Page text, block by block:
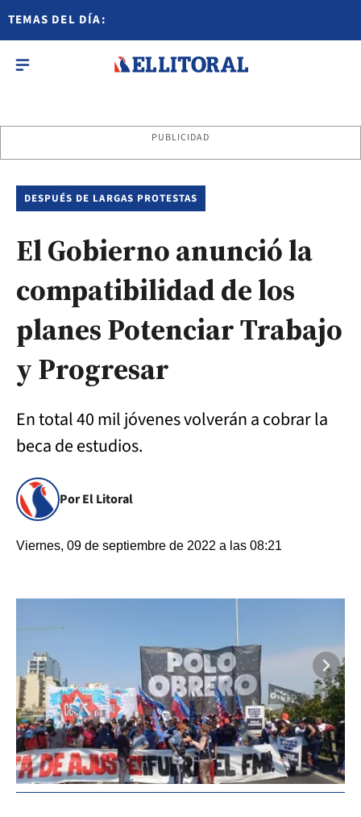
TEMAS DEL DÍA:
PUBLICIDAD
DESPUÉS DE LARGAS PROTESTAS
El Gobierno anunció la
compatibilidad de los
planes Potenciar Trabajo
y Progresar
En total 40 mil jóvenes volverán a cobrar la
beca de estudios.
Por El Litoral
Viernes, 09 de septiembre de 2022 a las 08:21